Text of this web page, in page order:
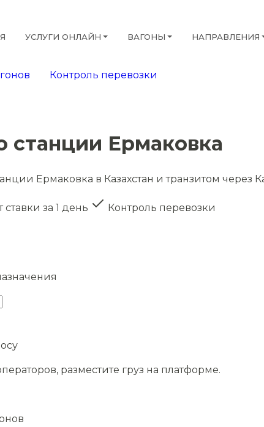
УСЛУГИ ОНЛАЙН ВАГОНЫ НАПРАВЛЕНИЯ
Контроль перевозки
станции Ермаковка
Ермаковка в Казахстан и транзитом через
ставки за 1 день
Контроль перевозки
разместите груз на платформе.